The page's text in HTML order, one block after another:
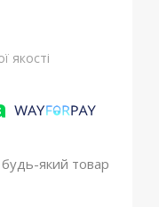
якості
будь-який товар